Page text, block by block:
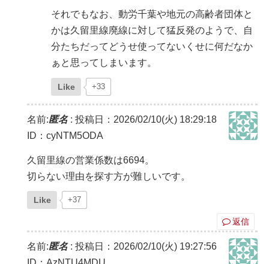
それでもなお、動労千葉や地元の高齢者団体と
かは久留里線廃線に対して猛反発のようで、自
分たちだってどうせ使ってないくせに何だなか
ぁと思ってしまいます。
Like +33
名前:匿名: 投稿日：2026/02/10(火) 18:29:18
ID：cyNTM5ODA
久留里線の営業係数は6694。
切らない理由を探す方が難しいです。
Like +37
返信
名前:匿名: 投稿日：2026/02/10(火) 19:27:56